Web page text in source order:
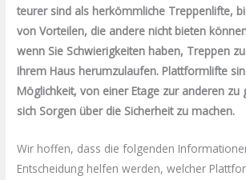
teurer sind als herkömmliche Treppenlifte,
von Vorteilen, die andere nicht bieten
wenn Sie Schwierigkeiten haben, Treppen
Ihrem Haus herumzulaufen. Plattformlifte
Möglichkeit, von einer Etage zur anderen zu
sich Sorgen über die Sicherheit zu machen.
Wir hoffen, dass die folgenden
Entscheidung helfen werden, welcher